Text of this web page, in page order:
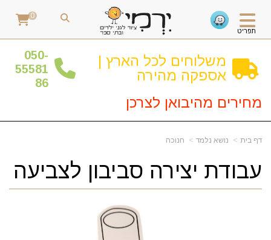
תפריט
0
משלוחים לכל הארץ |
אספקה מהירה
050-
55581
86
מחירים מהיבואן לצרכן
דף בית נושא נלמד חנוכה
עבודת יצירה סביבון לצביעה